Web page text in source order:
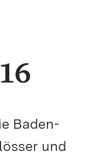
Baden-
und